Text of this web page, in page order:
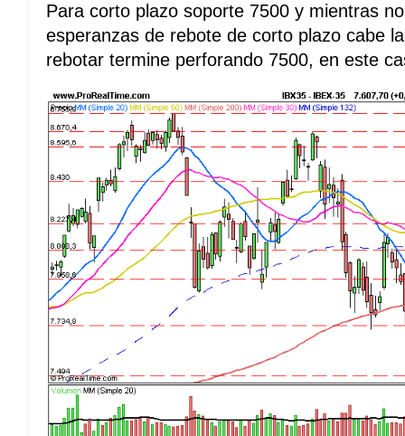
Para corto plazo soporte 7500 y mientras
esperanzas de rebote de corto plazo cabe
rebotar termine perforando 7500, en este